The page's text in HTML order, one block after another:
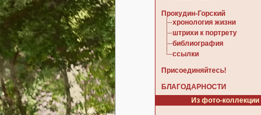
Прокудин-Горский
хронология жизни
штрихи к портрету
библиография
ссылки
Присоединяйтесь!
БЛАГОДАРНОСТИ
Из фото-коллекции